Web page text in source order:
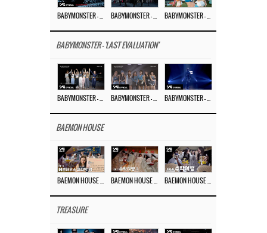
BABYMONSTER - 'LAST EVALUATION'
BAEMON HOUSE
TREASURE